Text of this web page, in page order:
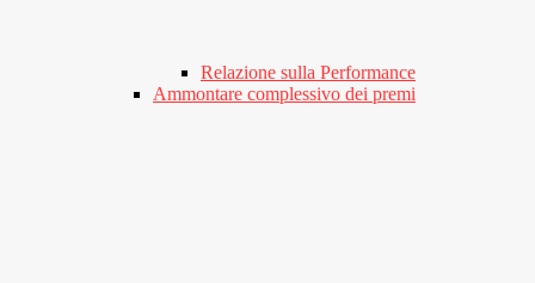
Relazione sulla Performance
Ammontare complessivo dei premi